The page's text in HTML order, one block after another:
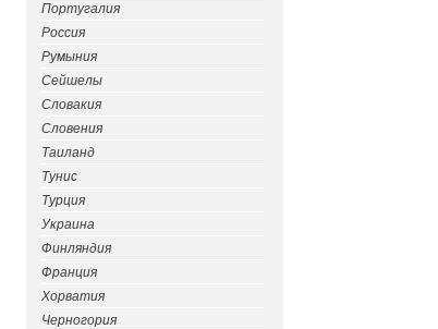
Португалия
Россия
Румыния
Сейшелы
Словакия
Словения
Таиланд
Тунис
Турция
Украина
Финляндия
Франция
Хорватия
Черногория